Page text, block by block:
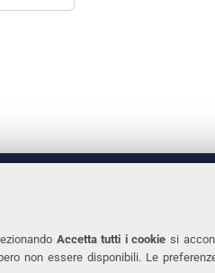
Accetta tutti i cookie si
non essere disponibili. Le
0532 293111
0532 293031